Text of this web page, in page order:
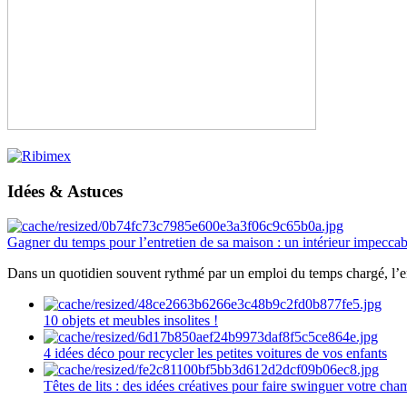
Idées & Astuces
Gagner du temps pour l’entretien de sa maison : un intérieur
Dans un quotidien souvent rythmé par un emploi du temps chargé,
10 objets et meubles insolites !
4 idées déco pour recycler les petites voitures de vos enfants
Têtes de lits : des idées créatives pour faire swinguer votre